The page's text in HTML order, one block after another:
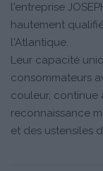
l'entreprise
hautement
l'Atlantique.
Leur capacité
consommateurs
couleur, continue
reconnaissance
et des ustensiles